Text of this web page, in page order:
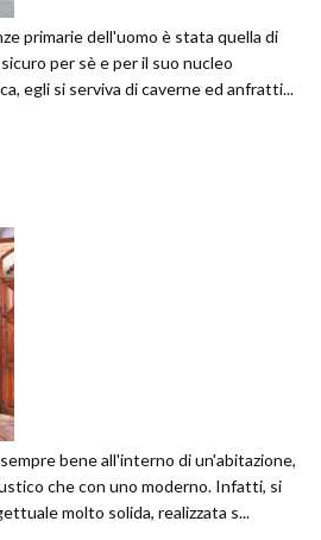
primarie dell'uomo è stata quella di
per sè e per il suo nucleo
egli si serviva di caverne ed anfratti...
bene all'interno di un'abitazione,
che con uno moderno. Infatti, si
molto solida, realizzata s...